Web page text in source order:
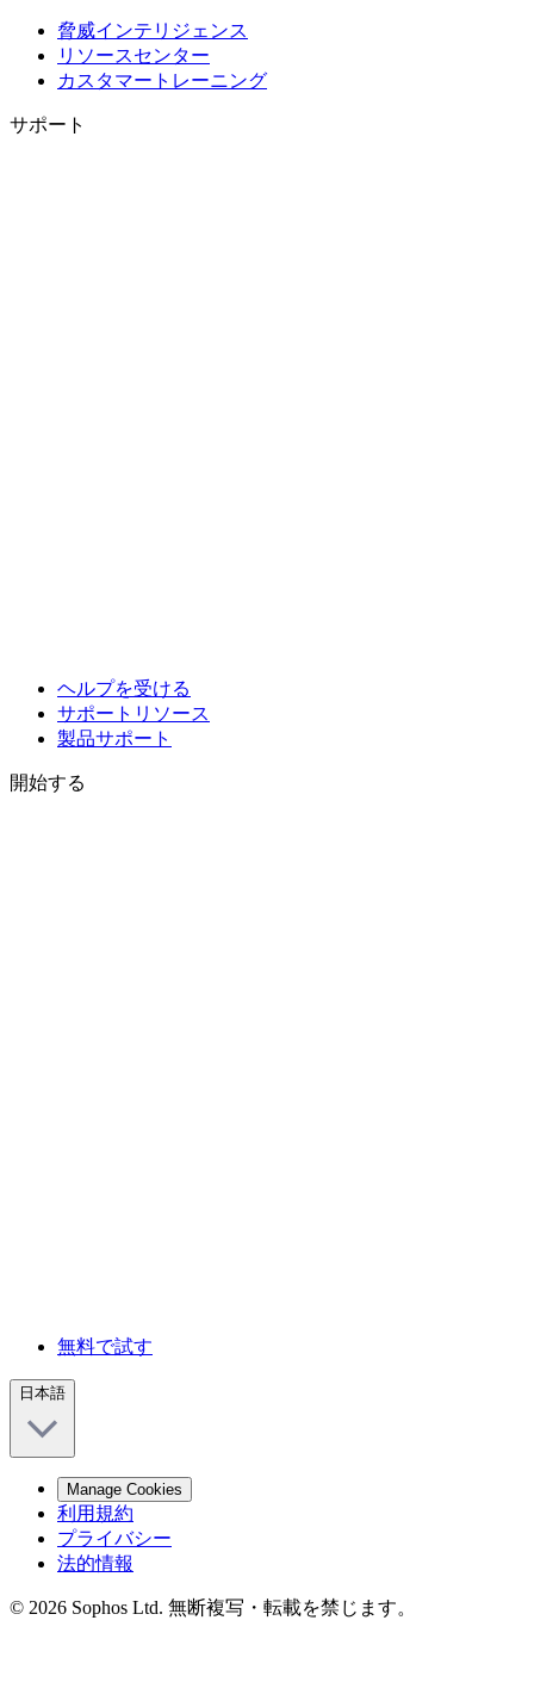
脅威インテリジェンス
リソースセンター
カスタマートレーニング
サポート
ヘルプを受ける
サポートリソース
製品サポート
開始する
無料で試す
日本語
Manage Cookies
利用規約
プライバシー
法的情報
© 2026 Sophos Ltd. 無断複写・転載を禁じます。